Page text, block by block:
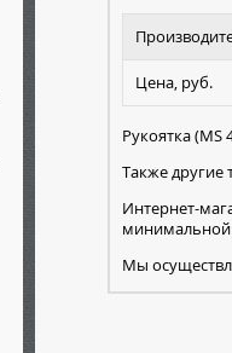
Цена, руб.
Рукоятка
Также другие
Интернет-
минимальной
Мы